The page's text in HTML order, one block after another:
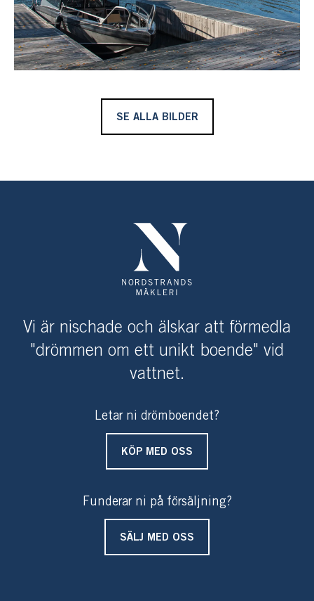
SE ALLA BILDER
Vi är nischade och älskar att förmedla
"drömmen om ett unikt boende" vid
vattnet.
Letar ni drömboendet?
KÖP MED OSS
Funderar ni på försäljning?
SÄLJ MED OSS